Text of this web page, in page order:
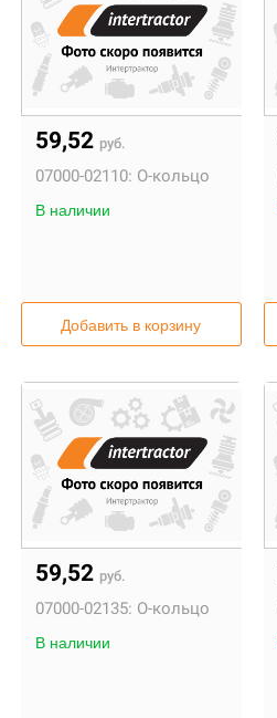
59,52 руб.
07000-02110: О-кольцо
В наличии
Добавить в корзину
59,52 руб.
07000-02135: О-кольцо
В наличии